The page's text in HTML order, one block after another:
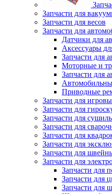
Запчасти для
Запчасти для весов
Запчасти для
Датчики для
Аксессуары
Запчасти для
Моторные и
Запчасти для
Приводные
Запчасти для
Запчасти для
Запчасти для
Запчасти для
Запчасти для
Запчасти для
Запчасти для
Запчасти для
Запчасти для
Запчасти для
Запчасти для